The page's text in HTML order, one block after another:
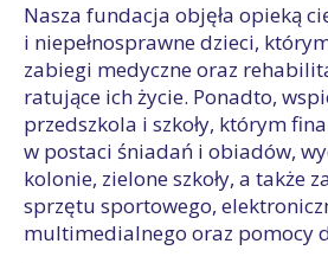
Nasza fundacja objęła opieką
i niepełnosprawne dzieci,
zabiegi medyczne oraz
ratujące ich życie. Ponadto,
przedszkola i szkoły, którym
w postaci śniadań i obiadów,
kolonie, zielone szkoły, a także
sprzętu sportowego,
multimedialnego oraz pomocy